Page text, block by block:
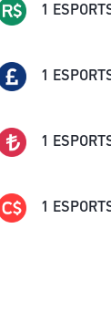
1
1
1
1